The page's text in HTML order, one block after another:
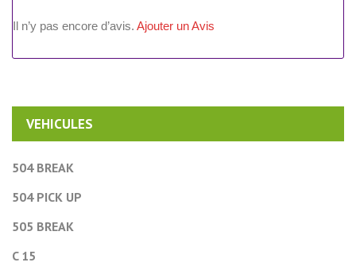
Il n’y pas encore d’avis. Ajouter un Avis
VEHICULES
504 BREAK
504 PICK UP
505 BREAK
C 15